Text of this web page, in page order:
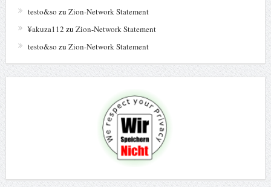
testo&so zu Zion-Network Statement
¥akuza112 zu Zion-Network Statement
testo&so zu Zion-Network Statement